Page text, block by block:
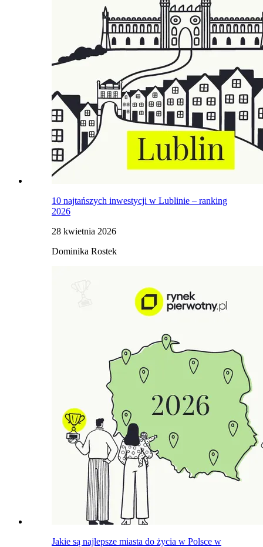
10 najtańszych inwestycji w Lublinie – ranking
2026
28 kwietnia 2026
Dominika Rostek
Jakie są najlepsze miasta do życia w Polsce w